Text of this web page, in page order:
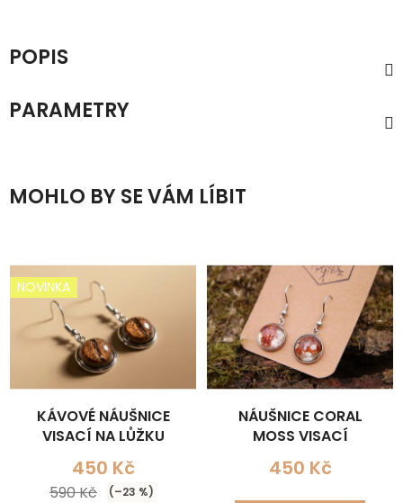
POPIS
PARAMETRY
MOHLO BY SE VÁM LÍBIT
NOVINKA
KÁVOVÉ NÁUŠNICE
VISACÍ NA LŮŽKU
450 Kč
590 Kč (–23 %)
NÁUŠNICE CORAL
MOSS VISACÍ
450 Kč